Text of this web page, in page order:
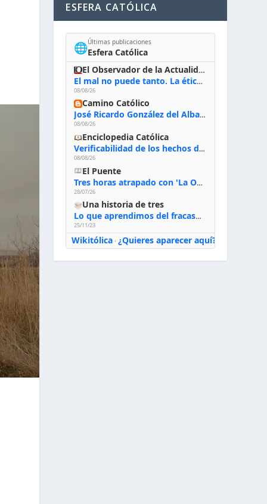
ESFERA CATÓLICA
🌐Últimas publicaciones
Esfera Católica
El Observador de la Actualidad
El mal no puede tanto. La ética del bien posible
08/08/26
Camino Católico
José Ricardo González del Alba, artista sacro: «Yo oro, hablo con Dios, le pido al Espíritu Santo su inspiración y siempre pinto rezando el rosario para que sea Él quien actúe a través de mis manos»
08/08/26
Enciclopedia Católica
Verificabilidad de los hechos de la Biblia
08/08/26
El Puente
Tres horas atrapado con 'La Odisea' de Nolan
28/07/26
Una historia de tres
Lo que aprendimos del fracaso al emprender
25/11/23
Wikitólica· ¿Quieres aparecer aquí?